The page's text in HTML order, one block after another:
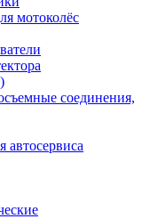
мотоколёс
соединения,
автосервиса